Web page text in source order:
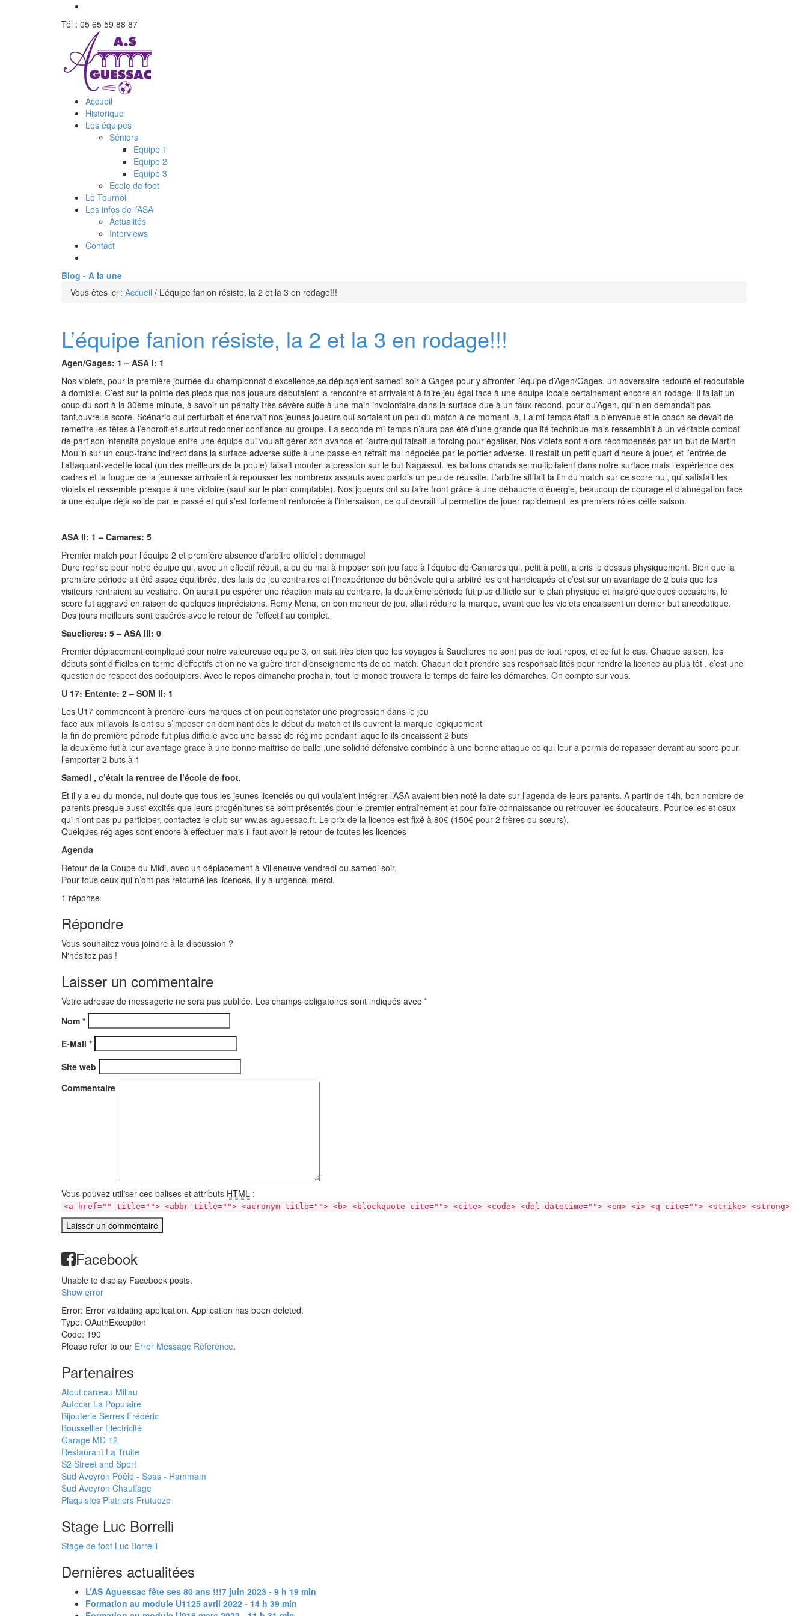
Tél : 05 65 59 88 87
Accueil
Historique
Les équipes
Séniors
Equipe 1
Equipe 2
Equipe 3
Ecole de foot
Le Tournoi
Les infos de l’ASA
Actualités
Interviews
Contact
Blog - A la une
Vous êtes ici : Accueil / L’équipe fanion résiste, la 2 et la 3 en rodage!!!
L’équipe fanion résiste, la 2 et la 3 en rodage!!!
Agen/Gages: 1 – ASA I: 1
Nos violets, pour la première journée du championnat d’excellence,se déplaçaient samedi soir à Gages pour y affronter l’équipe d’Agen/Gages, un adversaire redouté et redoutable
à domicile. C’est sur la pointe des pieds que nos joueurs débutaient la rencontre et arrivaient à faire jeu égal face à une équipe locale certainement encore en rodage. Il fallait un
coup du sort à la 30ème minute, à savoir un pénalty très sévère suite à une main involontaire dans la surface due à un faux-rebond, pour qu’Agen, qui n’en demandait pas
tant,ouvre le score. Scénario qui perturbait et énervait nos jeunes joueurs qui sortaient un peu du match à ce moment-là. La mi-temps était la bienvenue et le coach se devait de
remettre les têtes à l’endroit et surtout redonner confiance au groupe. La seconde mi-temps n’aura pas été d’une grande qualité technique mais ressemblait à un véritable combat
de part son intensité physique entre une équipe qui voulait gérer son avance et l’autre qui faisait le forcing pour égaliser. Nos violets sont alors récompensés par un but de Martin
Moulin sur un coup-franc indirect dans la surface adverse suite à une passe en retrait mal négociée par le portier adverse. Il restait un petit quart d’heure à jouer, et l’entrée de
l’attaquant-vedette local (un des meilleurs de la poule) faisait monter la pression sur le but Nagassol. les ballons chauds se multipliaient dans notre surface mais l’expérience des
cadres et la fougue de la jeunesse arrivaient à repousser les nombreux assauts avec parfois un peu de réussite. L’arbitre sifflait la fin du match sur ce score nul, qui satisfait les
violets et ressemble presque à une victoire (sauf sur le plan comptable). Nos joueurs ont su faire front grâce à une débauche d’énergie, beaucoup de courage et d’abnégation face
à une équipe déjà solide par le passé et qui s’est fortement renforcée à l’intersaison, ce qui devrait lui permettre de jouer rapidement les premiers rôles cette saison.
ASA II: 1 – Camares: 5
Premier match pour l’équipe 2 et première absence d’arbitre officiel : dommage!
Dure reprise pour notre équipe qui, avec un effectif réduit, a eu du mal à imposer son jeu face à l’équipe de Camares qui, petit à petit, a pris le dessus physiquement. Bien que la
première période ait été assez équilibrée, des faits de jeu contraires et l’inexpérience du bénévole qui a arbitré les ont handicapés et c’est sur un avantage de 2 buts que les
visiteurs rentraient au vestiaire. On aurait pu espérer une réaction mais au contraire, la deuxième période fut plus difficile sur le plan physique et malgré quelques occasions, le
score fut aggravé en raison de quelques imprécisions. Remy Mena, en bon meneur de jeu, allait réduire la marque, avant que les violets encaissent un dernier but anecdotique.
Des jours meilleurs sont espérés avec le retour de l’effectif au complet.
Sauclieres: 5 – ASA III: 0
Premier déplacement compliqué pour notre valeureuse equipe 3, on sait très bien que les voyages à Sauclieres ne sont pas de tout repos, et ce fut le cas. Chaque saison, les
débuts sont difficiles en terme d’effectifs et on ne va guère tirer d’enseignements de ce match. Chacun doit prendre ses responsabilités pour rendre la licence au plus tôt , c’est une
question de respect des coéquipiers. Avec le repos dimanche prochain, tout le monde trouvera le temps de faire les démarches. On compte sur vous.
U 17: Entente: 2 – SOM II: 1
Les U17 commencent à prendre leurs marques et on peut constater une progression dans le jeu
face aux millavois ils ont su s’imposer en dominant dès le début du match et ils ouvrent la marque logiquement
la fin de première période fut plus difficile avec une baisse de régime pendant laquelle ils encaissent 2 buts
la deuxième fut à leur avantage grace à une bonne maitrise de balle ,une solidité défensive combinée à une bonne attaque ce qui leur a permis de repasser devant au score pour
l’emporter 2 buts à 1
Samedi , c’était la rentree de l’école de foot.
Et il y a eu du monde, nul doute que tous les jeunes licenciés ou qui voulaient intégrer l’ASA avaient bien noté la date sur l’agenda de leurs parents. A partir de 14h, bon nombre de
parents presque aussi excités que leurs progénitures se sont présentés pour le premier entraînement et pour faire connaissance ou retrouver les éducateurs. Pour celles et ceux
qui n’ont pas pu participer, contactez le club sur ww.as-aguessac.fr. Le prix de la licence est fixé à 80€ (150€ pour 2 frères ou sœurs).
Quelques réglages sont encore à effectuer mais il faut avoir le retour de toutes les licences
Agenda
Retour de la Coupe du Midi, avec un déplacement à Villeneuve vendredi ou samedi soir.
Pour tous ceux qui n’ont pas retourné les licences, il y a urgence, merci.
1 réponse
Répondre
Vous souhaitez vous joindre à la discussion ?
N'hésitez pas !
Laisser un commentaire
Votre adresse de messagerie ne sera pas publiée. Les champs obligatoires sont indiqués avec *
Nom *
E-Mail *
Site web
Commentaire
Vous pouvez utiliser ces balises et attributs HTML :
<a href="" title=""> <abbr title=""> <acronym title=""> <b> <blockquote cite=""> <cite> <code> <del datetime=""> <em> <i> <q cite=""> <strike> <strong>
Facebook
Unable to display Facebook posts.
Show error
Error: Error validating application. Application has been deleted.
Type: OAuthException
Code: 190
Please refer to our Error Message Reference.
Partenaires
Atout carreau Millau
Autocar La Populaire
Bijouterie Serres Frédéric
Boussellier Electricité
Garage MD 12
Restaurant La Truite
S2 Street and Sport
Sud Aveyron Poêle - Spas - Hammam
Sud Aveyron Chauffage
Plaquistes Platriers Frutuozo
Stage Luc Borrelli
Stage de foot Luc Borrelli
Dernières actualitées
L’AS Aguessac fête ses 80 ans !!!7 juin 2023 - 9 h 19 min
Formation au module U1125 avril 2022 - 14 h 39 min